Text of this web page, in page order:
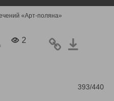
«Арт-поляна»
2
393/440